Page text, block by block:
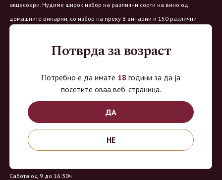
акцесоари. Нудиме широк избор на различни сорти на вино од
домашните винарии, со избор на преку 8 винарии и 150 различни
Овозможено од:
Продавница на Вино Маркет:
Работно време:
Понеделник - Четврток од 9 до 18ч
Сабота од 9 до 16:30ч
Потврда за возраст
Потребно е да имате 18 години за да ја
посетите оваа веб-страница.
ДА
НЕ